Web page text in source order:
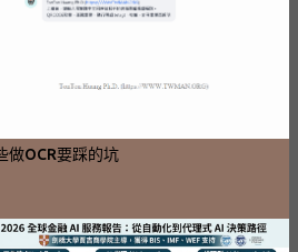
做OCR要踩的坑